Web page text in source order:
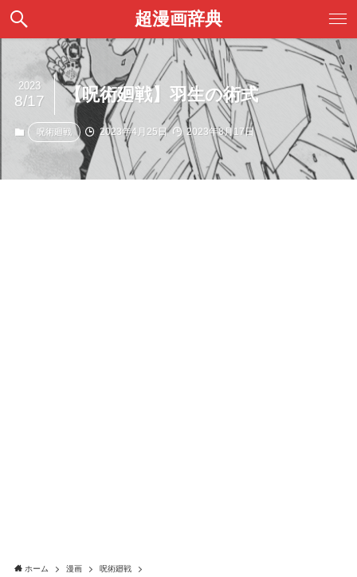
超漫画辞典
【呪術廻戦】羽生の術式
2023
8/17
呪術廻戦 2023年4月25日 2023年8月17日
ホーム 漫画 呪術廻戦